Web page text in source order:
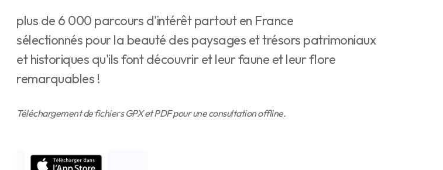
plus de 6 000 parcours d'intérêt partout en France
sélectionnés pour la beauté des paysages et trésors patrimoniaux
et historiques qu'ils font découvrir et leur faune et leur flore
remarquables !
Téléchargement de fichiers GPX et PDF pour une consultation offline.